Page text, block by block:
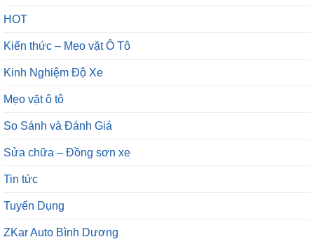
HOT
Kiến thức – Mẹo vặt Ô Tô
Kinh Nghiệm Độ Xe
Mẹo vặt ô tô
So Sánh và Đánh Giá
Sửa chữa – Đồng sơn xe
Tin tức
Tuyển Dụng
ZKar Auto Bình Dương